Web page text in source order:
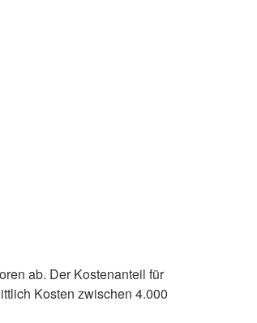
ab. Der Kostenanteil für
Kosten zwischen 4.000